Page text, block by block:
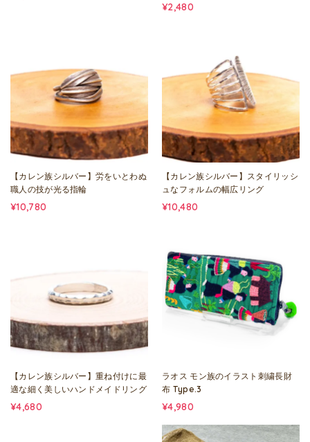
¥2,480
【カレン族シルバー】労をいとわぬ
職人の技が光る指輪
¥10,780
【カレン族シルバー】スタイリッシ
ュなフォルムの幅広リング
¥10,480
【カレン族シルバー】重ね付けに最
適な細く美しいハンドメイドリング
¥4,680
ラオス モン族のイラスト刺繍長財
布 Type.3
¥4,980